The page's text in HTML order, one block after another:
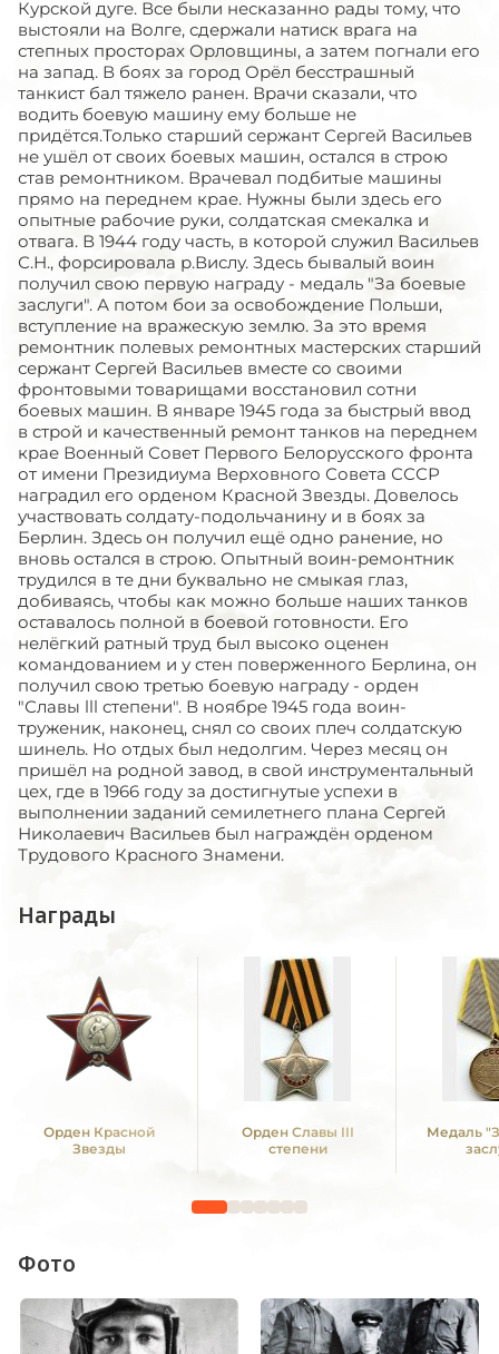
Курской дуге. Все были несказанно рады тому, что
выстояли на Волге, сдержали натиск врага на
степных просторах Орловщины, а затем погнали его
на запад. В боях за город Орёл бесстрашный
танкист бал тяжело ранен. Врачи сказали, что
водить боевую машину ему больше не
придётся.Только старший сержант Сергей Васильев
не ушёл от своих боевых машин, остался в строю
став ремонтником. Врачевал подбитые машины
прямо на переднем крае. Нужны были здесь его
опытные рабочие руки, солдатская смекалка и
отвага. В 1944 году часть, в которой служил Васильев
С.Н., форсировала р.Вислу. Здесь бывалый воин
получил свою первую награду - медаль "За боевые
заслуги". А потом бои за освобождение Польши,
вступление на вражескую землю. За это время
ремонтник полевых ремонтных мастерских старший
сержант Сергей Васильев вместе со своими
фронтовыми товарищами восстановил сотни
боевых машин. В январе 1945 года за быстрый ввод
в строй и качественный ремонт танков на переднем
крае Военный Совет Первого Белорусского фронта
от имени Президиума Верховного Совета СССР
наградил его орденом Красной Звезды. Довелось
участвовать солдату-подольчанину и в боях за
Берлин. Здесь он получил ещё одно ранение, но
вновь остался в строю. Опытный воин-ремонтник
трудился в те дни буквально не смыкая глаз,
добиваясь, чтобы как можно больше наших танков
оставалось полной в боевой готовности. Его
нелёгкий ратный труд был высоко оценен
командованием и у стен поверженного Берлина, он
получил свою третью боевую награду - орден
"Славы lll степени". В ноябре 1945 года воин-
труженик, наконец, снял со своих плеч солдатскую
шинель. Но отдых был недолгим. Через месяц он
пришёл на родной завод, в свой инструментальный
цех, где в 1966 году за достигнутые успехи в
выполнении заданий семилетнего плана Сергей
Николаевич Васильев был награждён орденом
Трудового Красного Знамени.
Награды
Орден Красной
Звезды
Орден Славы III
степени
Медаль
Фото